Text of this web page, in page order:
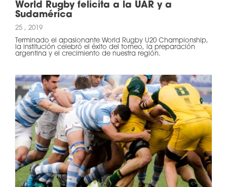
World Rugby felicita a la UAR y a
Sudamérica
25 , 2019
Terminado el apasionante World Rugby U20 Championship,
la institución celebró el éxito del torneo, la preparación
argentina y el crecimiento de nuestra región.